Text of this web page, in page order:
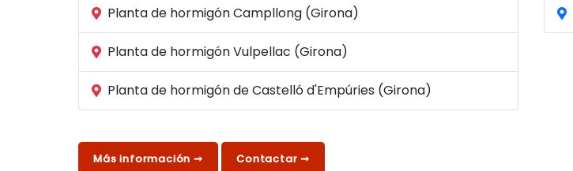
Planta de hormigón Campllong (Girona)
Planta de hormigón Vulpellac (Girona)
Planta de hormigón de Castelló d'Empúries (Girona)
Más información ➞ Contactar ➞